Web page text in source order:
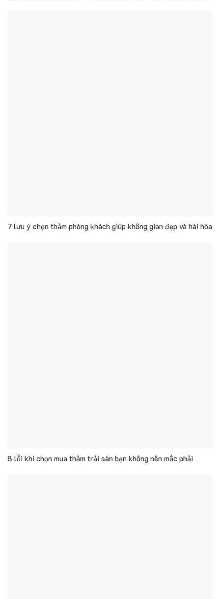
7 lưu ý chọn thảm phòng khách giúp không gian đẹp và hài hòa
8 lỗi khi chọn mua thảm trải sàn bạn không nên mắc phải